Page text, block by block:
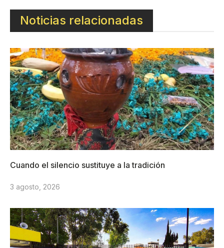
Noticias relacionadas
Cuando el silencio sustituye a la tradición
3 agosto, 2026